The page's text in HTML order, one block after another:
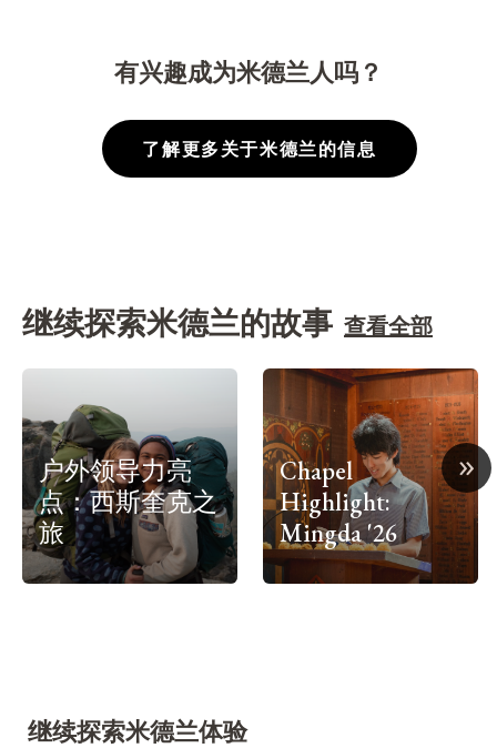
有兴趣成为米德兰人吗？
了解更多关于米德兰的信息
»
继续探索米德兰的故事 查看全部
户外领导力亮
点：西斯奎克之
旅
Chapel
Highlight:
Mingda '26
继续探索米德兰体验